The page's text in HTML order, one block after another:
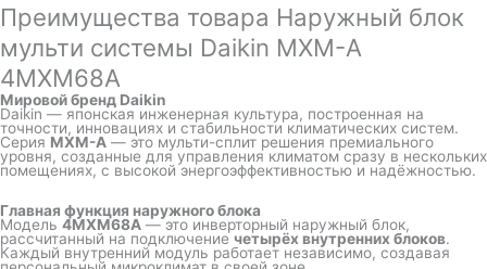
Преимущества товара Наружный блок
мульти системы Daikin MXM-A
4MXM68A
Мировой бренд Daikin
Daikin — японская инженерная культура, построенная на
точности, инновациях и стабильности климатических систем.
Серия MXM-A — это мульти-сплит решения премиального
уровня, созданные для управления климатом сразу в нескольких
помещениях, с высокой энергоэффективностью и надёжностью.
Главная функция наружного блока
Модель 4MXM68A — это инверторный наружный блок,
рассчитанный на подключение четырёх внутренних блоков.
Каждый внутренний модуль работает независимо, создавая